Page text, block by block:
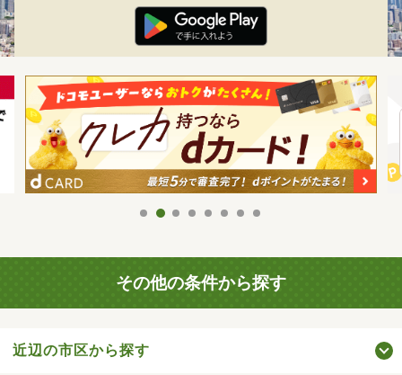
その他の条件から探す
近辺の市区から探す